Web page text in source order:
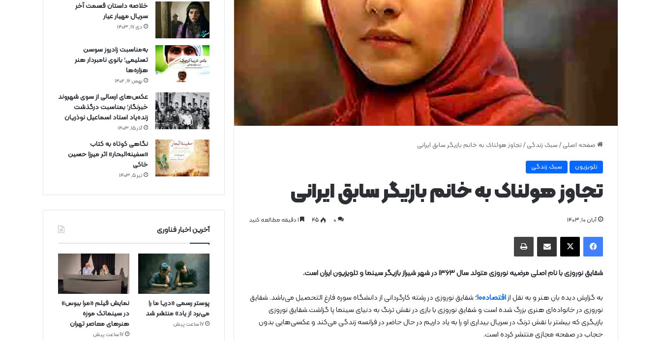
صفحه اصلی / سبک زندگی / تجاوز هولناک به خانم بازیگر سابق ایرانی
تلویزیون سبک زندگی
تجاوز هولناک به خانم بازیگر سابق ایرانی
آبان ۱۰, ۱۴۰۳ 0 ۴۵
فیس بوک X از طریق ایمیل به اشتراک بگذارید چاپ
شقایق نوروزی با نام اصلی مرضیه نوروزی متولد سال ۱۳۶۳ در شهر شیراز بازیگر سینما و تلویزیون ایران است.
به گزارش دیده بان هنر و به نقل ازاقتصاد100
؛ شقایق نوروزی در رشته کارگردانی از دانشگاه سوره فارغ التحصیل می‌باشد. شقایق
نوروزی در خانواده‌ای هنری بزرگ شده است و شقایق نوروزی با بازی در نقش ترنگ به دنیای سینما پا گزاشت.شقایق نوروزی
بازیگری که بیشتر با نقش ترنگ در سریال بیداری او را به یاد داریم در حال حاضر در فرانسه زندگی می‌کند و عکسی‌هایی بدون
حجاب در صفحه مجازی منتشر کرده است.
خلاصه داستان قسمت آخر
سریال مهیار عیار
دی ۱۷, ۱۴۰۳
به‌مناسبت زادروز سوسن
تسلیمی؛ بانوی نامبردار هنر
هزاره‌ها
بهمن ۱۶, ۱۴۰۲
عکس‌های ارسالی از سوی شهروند
خبرنگار؛ بمناسبت درگذشت
زنده‌یاد استاد اسماعیل نوذریان
آذر ۱۵, ۱۴۰۳
نگاهی کوتاه به کتاب
«سفینه‌البحار» اثر میرزا حسین
خاکی
تیر ۵, ۱۴۰۳
آخرین اخبار فناوری
پوستر رسمی «دریا ما را
می‌برد از یاد» منتشر شد
17 ساعت پیش
نمایش فیلم «مرا ببوس»
در سینماتک موزه
هنرهای معاصر تهران
17 ساعت پیش